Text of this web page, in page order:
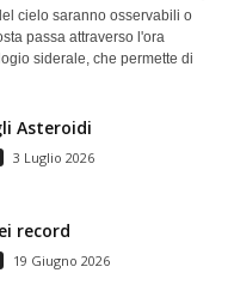
cielo saranno osservabili o
passa attraverso l'ora
siderale, che permette di
Asteroidi
3 Luglio 2026
record
19 Giugno 2026